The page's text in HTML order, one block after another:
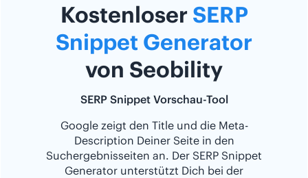
Kostenloser SERP
Snippet Generator
von Seobility
SERP Snippet Vorschau-Tool
Google zeigt den Title und die Meta-
Description Deiner Seite in den
Suchergebnisseiten an. Der SERP Snippet
Generator unterstützt Dich bei der